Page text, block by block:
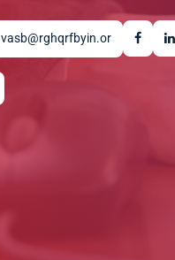
vasb@rghqrfbyin.or